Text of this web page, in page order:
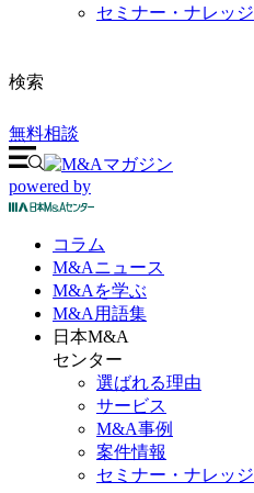
セミナー・ナレッジ
検索
無料相談
powered by
コラム
M&Aニュース
M&Aを学ぶ
M&A 用語集
日本M&A
センター
選ばれる理由
サービス
M&A事例
案件情報
セミナー・ナレッジ